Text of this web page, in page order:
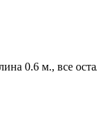
0.6 м., все